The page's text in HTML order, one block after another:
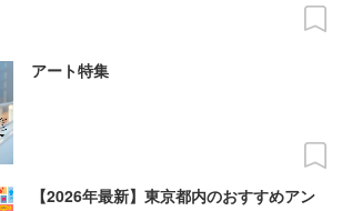
アート特集
【2026年最新】東京都内のおすすめアン